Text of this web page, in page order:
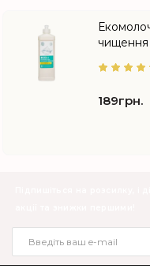
чищення
189грн.